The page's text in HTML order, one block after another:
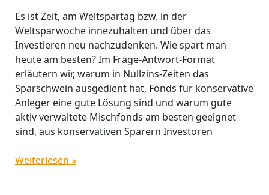
Es ist Zeit, am Weltspartag bzw. in der
Weltsparwoche innezuhalten und über das
Investieren neu nachzudenken. Wie spart man
heute am besten? Im Frage-Antwort-Format
erläutern wir, warum in Nullzins-Zeiten das
Sparschwein ausgedient hat, Fonds für konservative
Anleger eine gute Lösung sind und warum gute
aktiv verwaltete Mischfonds am besten geeignet
sind, aus konservativen Sparern Investoren
Weiterlesen »